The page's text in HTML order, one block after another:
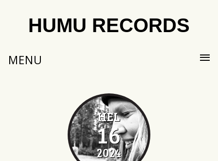
HUMU RECORDS
MENU
HEL
16
2024